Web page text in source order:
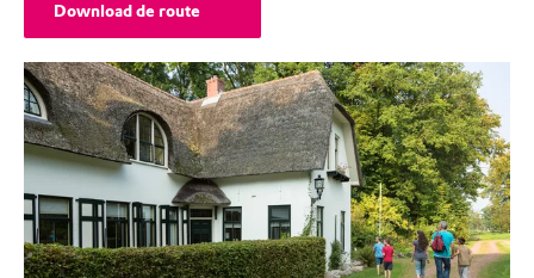
Download de route